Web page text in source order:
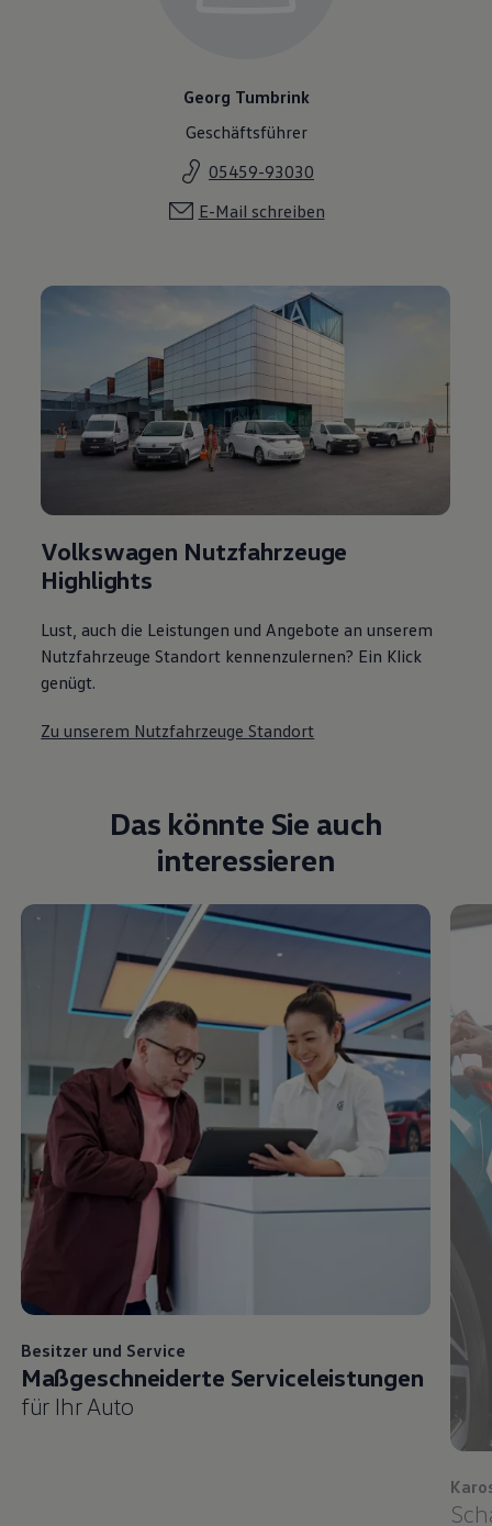
Georg Tumbrink
Geschäftsführer
05459-93030
E-Mail schreiben
Volkswagen Nutzfahrzeuge
Highlights
Lust, auch die Leistungen und Angebote an unserem
Nutzfahrzeuge Standort kennenzulernen? Ein Klick
genügt.
Zu unserem Nutzfahrzeuge Standort
Das könnte Sie auch
interessieren
Besitzer und Service
Maßgeschneiderte Serviceleistungen
für Ihr Auto